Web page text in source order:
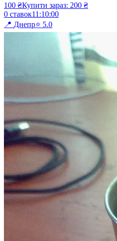
100 ₴Купити зараз: 200 ₴
0 ставок11 :10:00
📍 Днепр⭐ 5.0